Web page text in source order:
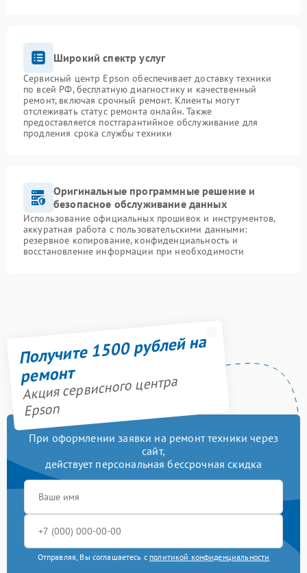
Широкий спектр услуг
Сервисный центр Epson обеспечивает доставку техники
по всей РФ, бесплатную диагностику и качественный
ремонт, включая срочный ремонт. Клиенты могут
отслеживать статус ремонта онлайн. Также
предоставляется постгарантийное обслуживание для
продления срока службы техники
Оригинальные программные решение и
безопасное обслуживание данных
Использование официальных прошивок и инструментов,
аккуратная работа с пользовательскими данными:
резервное копирование, конфиденциальность и
восстановление информации при необходимости
Получите 1500 рублей на
ремонт
Акция сервисного центра
Epson
При оформлении заявки на ремонт техники через
сайт,
действует персональная бессрочная скидка
Отправляя, Вы соглашаетесь с политикой конфиденциальности